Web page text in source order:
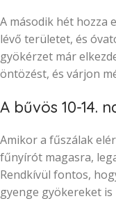
A második hét hozza
lévő területet, és
gyökérzet már
öntözést, és várjon
A bűvös 10-14.
Amikor a fűszálak
fűnyírót magasra,
Rendkívül fontos,
gyenge gyökereket